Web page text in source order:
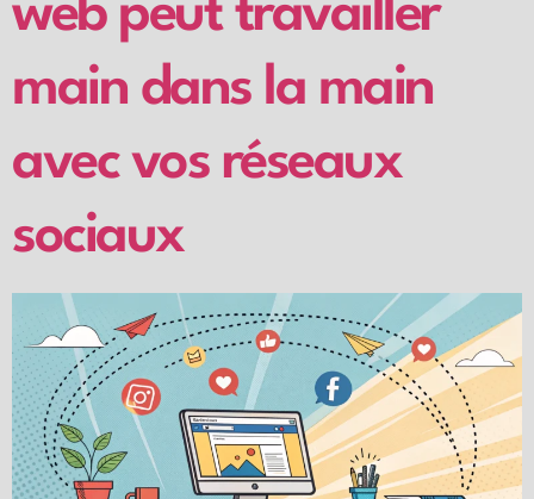
web peut travailler
main dans la main
avec vos réseaux
sociaux